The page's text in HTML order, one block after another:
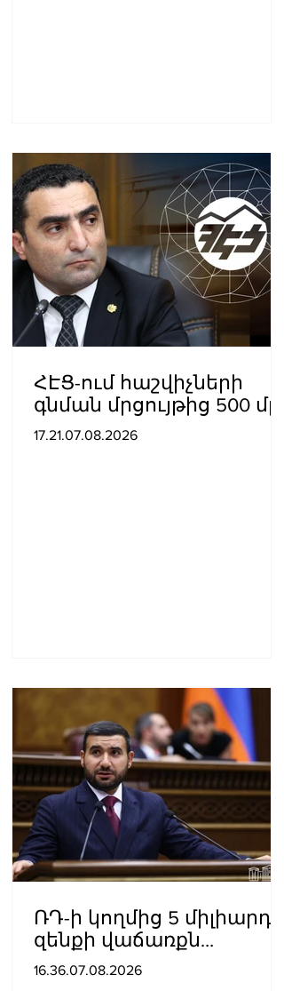
ՀԷՑ-ում հաշվիչների
գնման մրցույթից 500 մլն
դրամից ավելի
17.21.07.08.2026
ՌԴ-ի կողմից 5 միլիարդի
զենքի վաճառքն
Ադրբեջանին
16.36.07.08.2026